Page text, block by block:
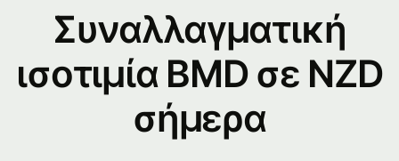
Συναλλαγματική
ισοτιμία BMD σε NZD
σήμερα